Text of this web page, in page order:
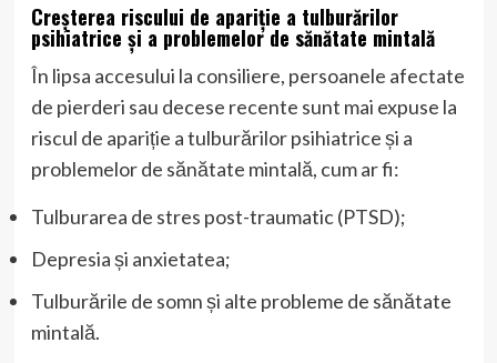
Creșterea riscului de apariție a tulburărilor
psihiatrice și a problemelor de sănătate mintală
În lipsa accesului la consiliere, persoanele afectate
de pierderi sau decese recente sunt mai expuse la
riscul de apariție a tulburărilor psihiatrice și a
problemelor de sănătate mintală, cum ar fi:
Tulburarea de stres post-traumatic (PTSD);
Depresia și anxietatea;
Tulburările de somn și alte probleme de sănătate
mintală.